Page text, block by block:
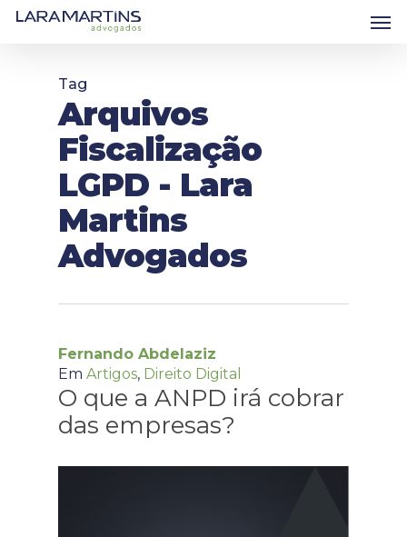
Skip
Tag
Arquivos
Fiscalização
LGPD - Lara
Martins
Advogados
Fernando Abdelaziz
Em Artigos, Direito Digital
O que a ANPD irá cobrar
das empresas?